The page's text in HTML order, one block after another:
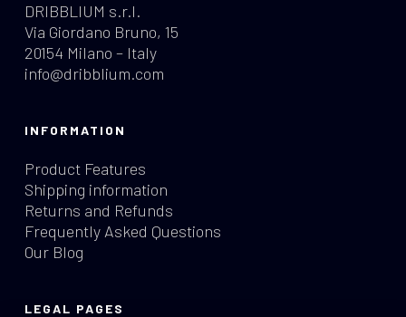
DRIBBLIUM s.r.l.
Via Giordano Bruno, 15
20154 Milano – Italy
info@dribblium.com
INFORMATION
Product Features
Shipping information
Returns and Refunds
Frequently Asked Questions
Our Blog
LEGAL PAGES